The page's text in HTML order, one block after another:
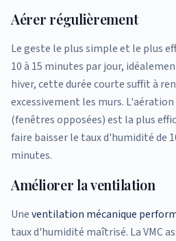
Aérer régulièrement
Le geste le plus simple et le plus
10 à 15 minutes par jour,
hiver, cette durée courte suffit à
excessivement les murs.
(fenêtres opposées) est la plus
faire baisser le taux d'humidité de
minutes.
Améliorer la ventilation
Uneventilation mécanique
taux d'humidité maîtrisé. La VMC